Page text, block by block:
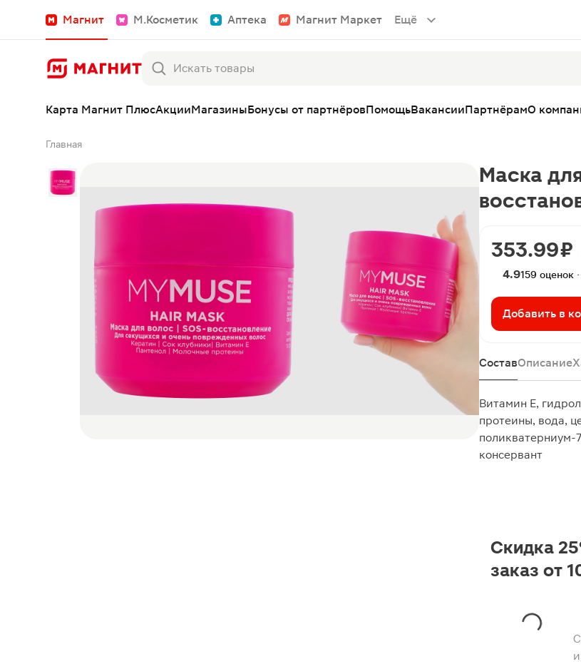
Магнит М.Косметик Аптека Магнит Маркет Ещё
Карта Магнит ПлюсАкцииМагазиныБонусы от партнёровПомощьВакансииПартнёрамО
Главная
Маска
353.99 ₽
4.9159 оценок
Добавить в
СоставОписание
Витамин Е,
протеины, вода,
поликватерниум-
консервант
Скидка
заказ от